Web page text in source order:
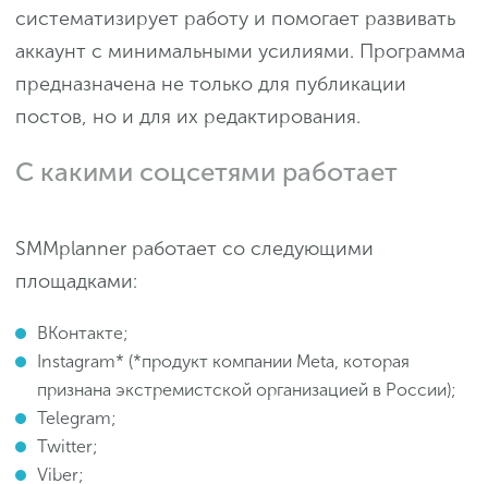
систематизирует работу и помогает развивать
аккаунт с минимальными усилиями. Программа
предназначена не только для публикации
постов, но и для их редактирования.
С какими соцсетями работает
SMMplanner работает со следующими
площадками:
ВКонтакте;
Instagram* (*продукт компании Meta, которая
признана экстремистской организацией в России);
Telegram;
Twitter;
Viber;